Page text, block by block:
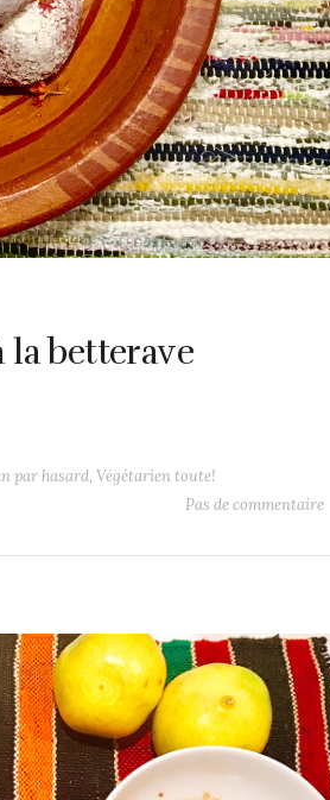
la betterave
par hasard, Végétarien toute!
Pas de commentaire